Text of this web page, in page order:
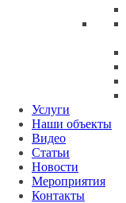
Услуги
Наши объекты
Видео
Статьи
Новости
Мероприятия
Контакты